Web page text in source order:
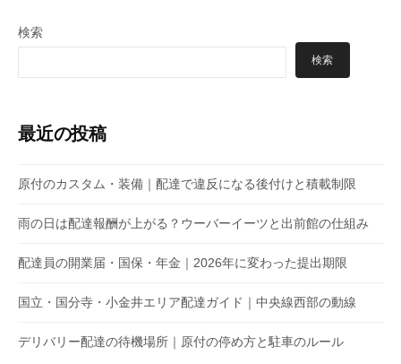
検索
検索
最近の投稿
原付のカスタム・装備｜配達で違反になる後付けと積載制限
雨の日は配達報酬が上がる？ウーバーイーツと出前館の仕組み
配達員の開業届・国保・年金｜2026年に変わった提出期限
国立・国分寺・小金井エリア配達ガイド｜中央線西部の動線
デリバリー配達の待機場所｜原付の停め方と駐車のルール